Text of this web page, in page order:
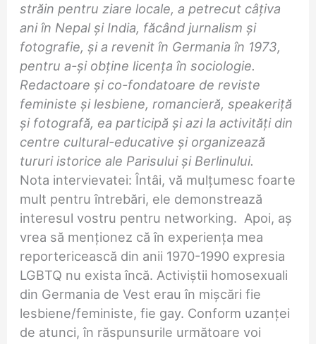
străin pentru ziare locale, a petrecut câțiva
ani în Nepal și India, făcând jurnalism și
fotografie, și a revenit în Germania în 1973,
pentru a-și obține licența în sociologie.
Redactoare și co-fondatoare de reviste
feministe și lesbiene, romancieră, speakeriță
și fotografă, ea participă și azi la activități din
centre cultural-educative și organizează
tururi istorice ale Parisului și Berlinului.
Nota intervievatei: Întâi, vă mulțumesc foarte
mult pentru întrebări, ele demonstrează
interesul vostru pentru networking. Apoi, aș
vrea să menționez că în experiența mea
reportericească din anii 1970-1990 expresia
LGBTQ nu exista încă. Activiștii homosexuali
din Germania de Vest erau în mișcări fie
lesbiene/feministe, fie gay. Conform uzanței
de atunci, în răspunsurile următoare voi